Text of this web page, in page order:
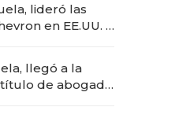
lideró las
en EE.UU. y
llegó a la
de abogado